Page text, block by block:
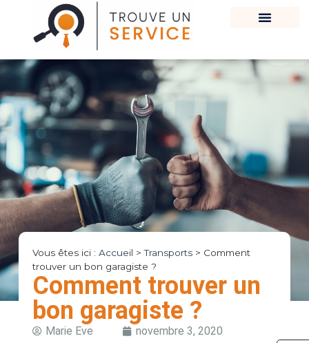
Vous êtes ici : Accueil >Transports> Comment
trouver un bon garagiste ?
Comment trouver un
bon garagiste ?
Marie Eve novembre 3, 2020